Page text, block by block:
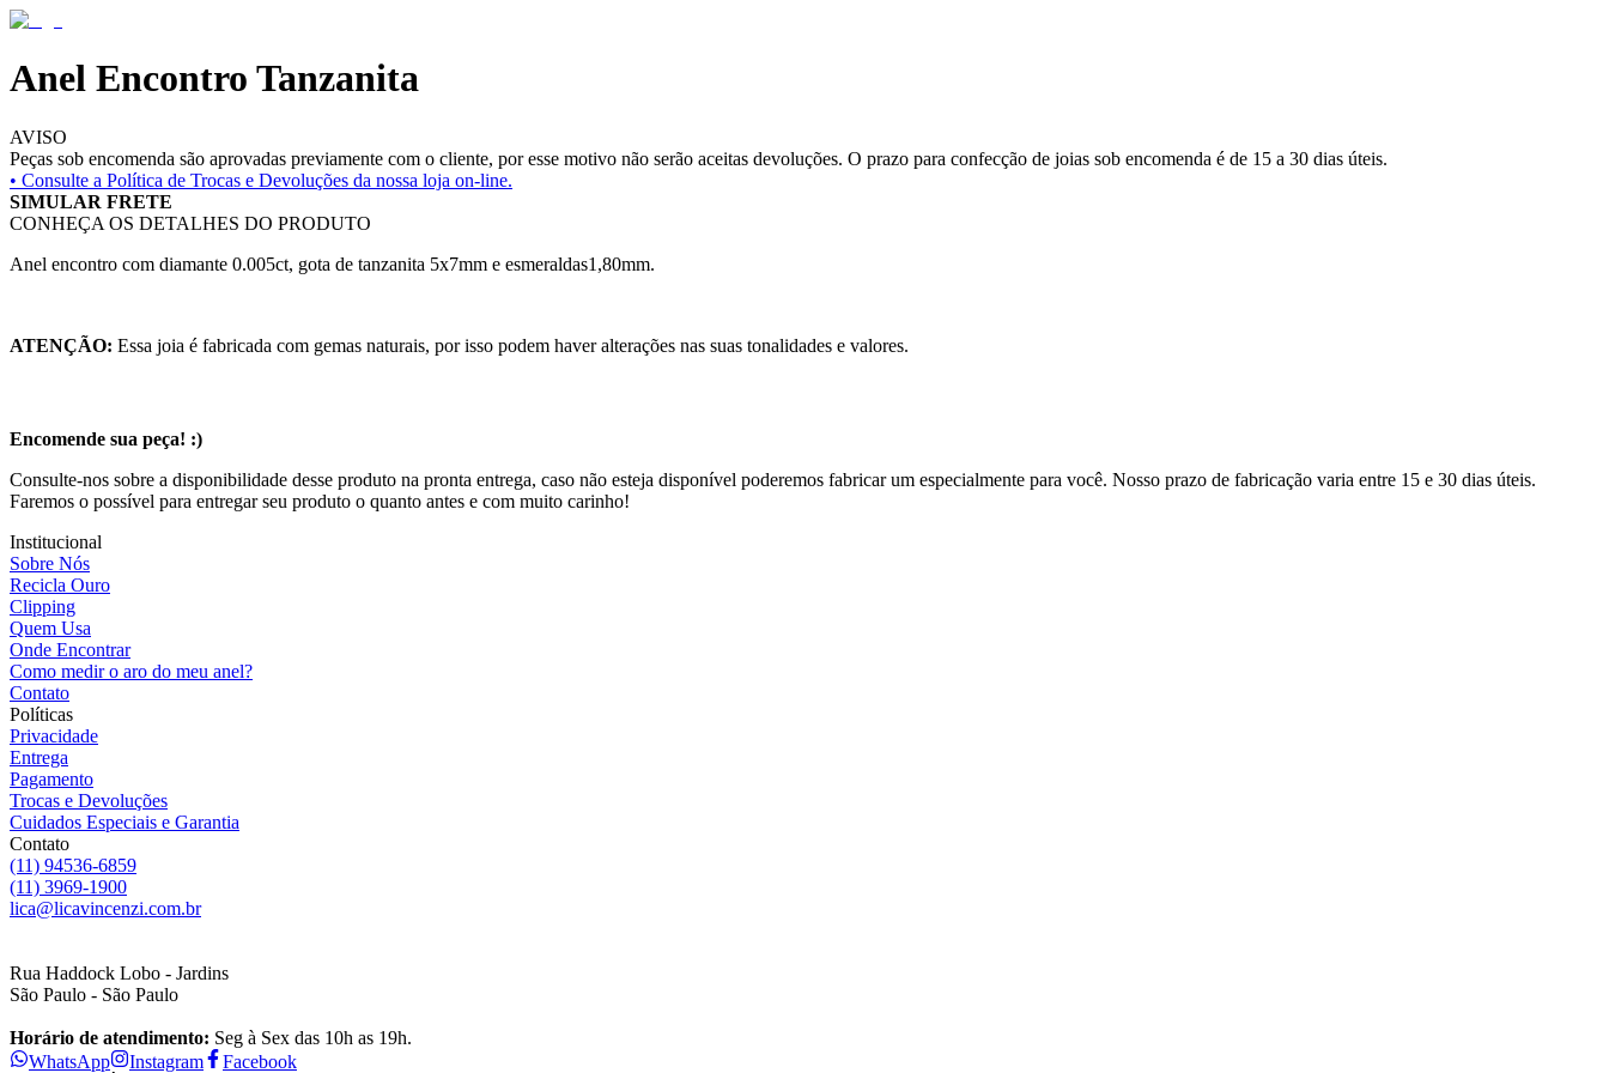
Anel Encontro Tanzanita
AVISO
Peças sob encomenda são aprovadas previamente com o cliente, por esse motivo não serão aceitas devoluções. O prazo para confecção de joias sob encomenda é de 15 a 30 dias úteis.
• Consulte a Política de Trocas e Devoluções da nossa loja on-line.
SIMULAR FRETE
CONHEÇA OS DETALHES DO PRODUTO
Anel encontro com diamante 0.005ct, gota de tanzanita 5x7mm e esmeraldas1,80mm.
ATENÇÃO: Essa joia é fabricada com gemas naturais, por isso podem haver alterações nas suas tonalidades e valores.
Encomende sua peça! :)
Consulte-nos sobre a disponibilidade desse produto na pronta entrega, caso não esteja disponível poderemos fabricar um especialmente para você. Nosso prazo de fabricação varia entre 15 e 30 dias úteis.
Faremos o possível para entregar seu produto o quanto antes e com muito carinho!
Institucional
Sobre Nós
Recicla Ouro
Clipping
Quem Usa
Onde Encontrar
Como medir o aro do meu anel?
Contato
Políticas
Privacidade
Entrega
Pagamento
Trocas e Devoluções
Cuidados Especiais e Garantia
Contato
(11) 94536-6859
(11) 3969-1900
lica@licavincenzi.com.br
Rua Haddock Lobo - Jardins
São Paulo - São Paulo
Horário de atendimento: Seg à Sex das 10h as 19h.
WhatsApp
Instagram Facebook